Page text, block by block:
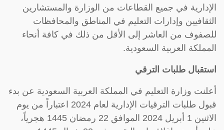
الإدارية في جميع القطاعات من الوزارة والمستشارين
الثقافيين وإدارات التعليم في المناطق والمحافظات
للصفوف من العاشر إلى الأقل من ذلك في كافة أنحاء
المملكة العربية السعودية.
استقبال طلبات الترقي
أعلنت وزارة التعليم في المملكة العربية السعودية عن بدء
قبول طلبات الترقيات الإدارية لعام 2024 اعتباراً من يوم
الاثنين 1 أبريل 2024 الموافق 22 رمضان 1445 هجرياً،